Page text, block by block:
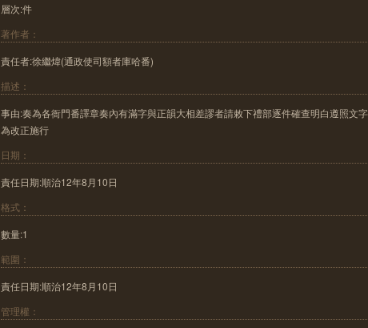
層次:件
著作者：
責任者:徐繼煒(通政使司額者庫哈番)
描述：
事由:奏為各衙門番譯章奏內有滿字與正韻大相差謬者請敕下禮部逐件確查明白遵照文
為改正施行
日期：
責任日期:順治12年8月10日
格式：
數量:1
範圍：
責任日期:順治12年8月10日
管理權：